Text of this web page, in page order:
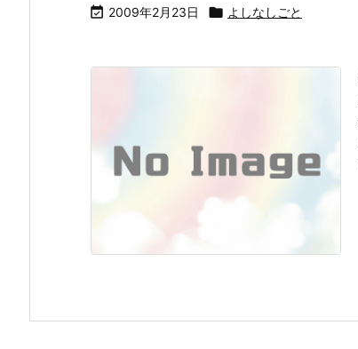
 2009年2月23日  よしなしごと